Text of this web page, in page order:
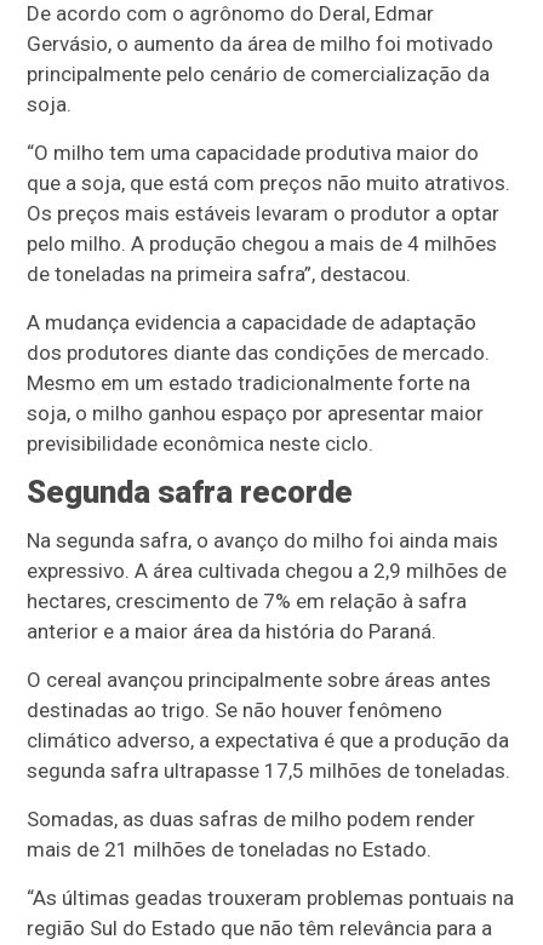
De acordo com o agrônomo do Deral, Edmar
Gervásio, o aumento da área de milho foi motivado
principalmente pelo cenário de comercialização da
soja.
“O milho tem uma capacidade produtiva maior do
que a soja, que está com preços não muito atrativos.
Os preços mais estáveis levaram o produtor a optar
pelo milho. A produção chegou a mais de 4 milhões
de toneladas na primeira safra”, destacou.
A mudança evidencia a capacidade de adaptação
dos produtores diante das condições de mercado.
Mesmo em um estado tradicionalmente forte na
soja, o milho ganhou espaço por apresentar maior
previsibilidade econômica neste ciclo.
Segunda safra recorde
Na segunda safra, o avanço do milho foi ainda mais
expressivo. A área cultivada chegou a 2,9 milhões de
hectares, crescimento de 7% em relação à safra
anterior e a maior área da história do Paraná.
O cereal avançou principalmente sobre áreas antes
destinadas ao trigo. Se não houver fenômeno
climático adverso, a expectativa é que a produção da
segunda safra ultrapasse 17,5 milhões de toneladas.
Somadas, as duas safras de milho podem render
mais de 21 milhões de toneladas no Estado.
“As últimas geadas trouxeram problemas pontuais na
região Sul do Estado que não têm relevância para a